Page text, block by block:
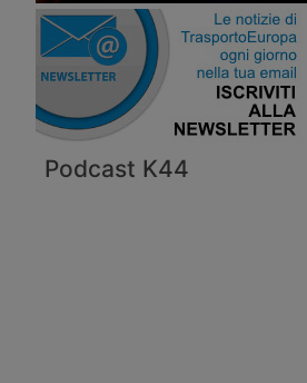
Podcast K44